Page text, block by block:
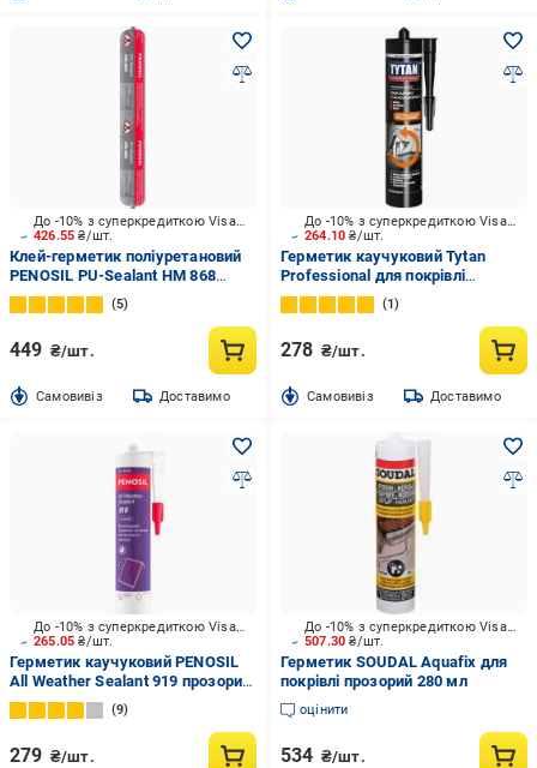
426.55₴/шт.
До -10% з суперкредиткою Visa Вигода
Клей-герметик поліуретановий
PENOSIL PU-Sealant HM 868
сірий 600 мл
5
449 ₴/шт.
Cамовивіз Доставимо
264.10₴/шт.
До -10% з суперкредиткою Visa Вигода
Герметик каучуковий Tytan
Professional для покрівлі
графітовий 280 мл
1
278 ₴/шт.
Cамовивіз Доставимо
265.05₴/шт.
До -10% з суперкредиткою Visa Вигода
Герметик каучуковий PENOSIL
All Weather Sealant 919 прозорий
310 мл
9
279 ₴/шт.
507.30₴/шт.
До -10% з суперкредиткою Visa Вигода
Герметик SOUDAL Aquafix для
покрівлі прозорий 280 мл
оцінити
534 ₴/шт.